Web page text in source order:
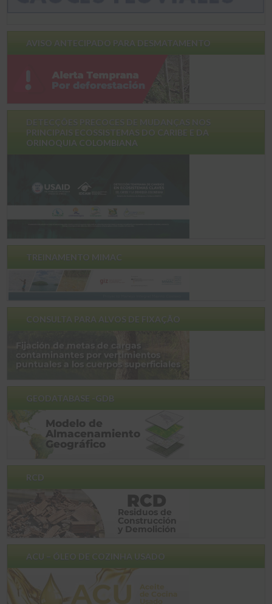
AVISO ANTECIPADO PARA DESMATAMENTO
PRINCIPAIS ECOSSISTEMAS DO CARIBE E DA
ORINOQUIA COLOMBIANA
TREINAMENTO MIMAC
CONSULTA PARA ALVOS DE FIXAÇÃO
GEODATABASE -GDB
RCD
ACU – ÓLEO DE COZINHA USADO